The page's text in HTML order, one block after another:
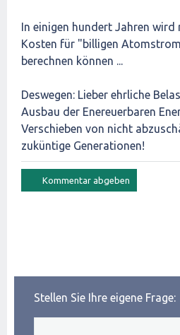
In einigen hundert Jahren
Kosten für "billigen
berechnen können ...
Deswegen: Lieber ehrliche
Ausbau der Enereuerbaren
Verschieben von nicht
zuküntige Generationen!
Stellen Sie Ihre eigene Frage: